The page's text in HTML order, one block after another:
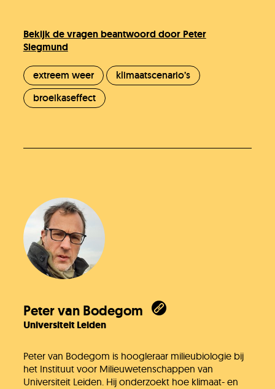
Bekijk de vragen beantwoord door Peter
Siegmund
extreem weer
klimaatscenario’s
broeikaseffect
Peter van Bodegom
Universiteit Leiden
Peter van Bodegom is hoogleraar milieubiologie bij
het Instituut voor Milieuwetenschappen van
Universiteit Leiden. Hij onderzoekt hoe klimaat- en